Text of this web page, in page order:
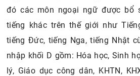
đó các môn ngoại ngữ được bổ
tiếng khác trên thế giới như
tiếng Đức, tiếng Nga, tiếng Nhật
nhập khối D gồm: Hóa học, Sinh
lý, Giáo dục công dân, KHTN,